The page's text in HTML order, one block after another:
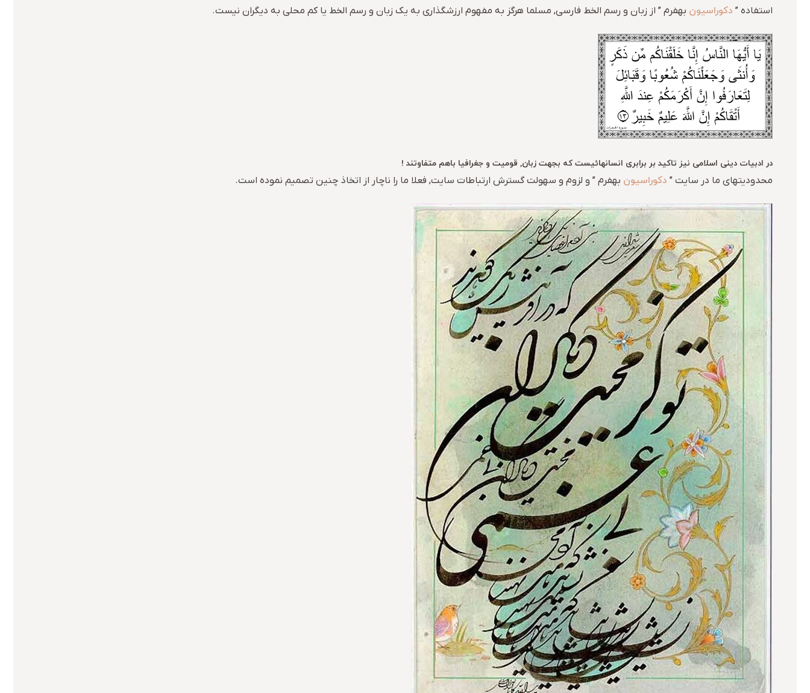
استفاده ” دکوراسیون بهفرم ” از زبان و رسم الخط فارسی, مسلما هرگز به مفهوم ارزشگذاری به یک زبان و رسم الخط یا کم محلی به دیگران نیست.
در ادبیات دینی اسلامی نیز تاکید بر برابری انسانهائیست که بجهت زبان, قومیت و جغرافیا باهم متفاوتند !
محدودیتهای ما در سایت ” دکوراسیون بهفرم ” و لزوم و سهولت گسترش ارتباطات سایت, فعلا ما را ناچار از اتخاذ چنین تصمیم نموده است.